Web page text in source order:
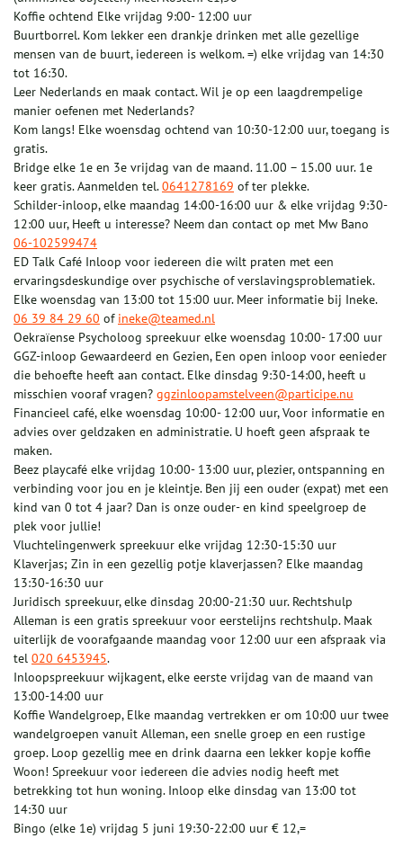
Koffie ochtend Elke vrijdag 9:00- 12:00 uur
Buurtborrel. Kom lekker een drankje drinken met alle gezellige
mensen van de buurt, iedereen is welkom. =) elke vrijdag van 14:30
tot 16:30.
Leer Nederlands en maak contact. Wil je op een laagdrempelige
manier oefenen met Nederlands?
Kom langs! Elke woensdag ochtend van 10:30-12:00 uur, toegang is
gratis.
Bridge elke 1e en 3e vrijdag van de maand. 11.00 – 15.00 uur. 1e
keer gratis. Aanmelden tel.0641278169 of ter plekke.
Schilder-inloop, elke maandag 14:00-16:00 uur & elke vrijdag 9:30-
12:00 uur, Heeft u interesse? Neem dan contact op met Mw Bano
06-102599474
ED Talk Café Inloop voor iedereen die wilt praten met een
ervaringsdeskundige over psychische of verslavingsproblematiek.
Elke woensdag van 13:00 tot 15:00 uur. Meer informatie bij Ineke.
06 39 84 29 60 of ineke@teamed.nl
Oekraïense Psycholoog spreekuur elke woensdag 10:00- 17:00 uur
GGZ-inloop Gewaardeerd en Gezien, Een open inloop voor eenieder
die behoefte heeft aan contact. Elke dinsdag 9:30-14:00, heeft u
misschien vooraf vragen? ggzinloopamstelveen@participe.nu
Financieel café, elke woensdag 10:00- 12:00 uur, Voor informatie en
advies over geldzaken en administratie. U hoeft geen afspraak te
maken.
Beez playcafé elke vrijdag 10:00- 13:00 uur, plezier, ontspanning en
verbinding voor jou en je kleintje. Ben jij een ouder (expat) met een
kind van 0 tot 4 jaar? Dan is onze ouder- en kind speelgroep de
plek voor jullie!
Vluchtelingenwerk spreekuur elke vrijdag 12:30-15:30 uur
Klaverjas; Zin in een gezellig potje klaverjassen? Elke maandag
13:30-16:30 uur
Juridisch spreekuur, elke dinsdag 20:00-21:30 uur. Rechtshulp
Alleman is een gratis spreekuur voor eerstelijns rechtshulp. Maak
uiterlijk de voorafgaande maandag voor 12:00 uur een afspraak via
tel 020 6453945.
Inloopspreekuur wijkagent, elke eerste vrijdag van de maand van
13:00-14:00 uur
Koffie Wandelgroep, Elke maandag vertrekken er om 10:00 uur twee
wandelgroepen vanuit Alleman, een snelle groep en een rustige
groep. Loop gezellig mee en drink daarna een lekker kopje koffie
Woon! Spreekuur voor iedereen die advies nodig heeft met
betrekking tot hun woning. Inloop elke dinsdag van 13:00 tot
14:30 uur
Bingo (elke 1e) vrijdag 5 juni 19:30-22:00 uur € 12,=